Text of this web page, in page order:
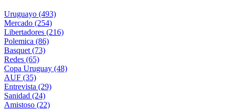
Uruguayo (493)
Mercado (254)
Libertadores (216)
Polemica (86)
Basquet (73)
Redes (65)
Copa Uruguay (48)
AUF (35)
Entrevista (29)
Sanidad (24)
Amistoso (22)